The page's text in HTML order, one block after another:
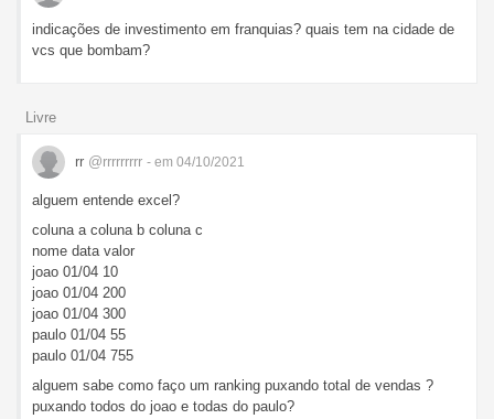
indicações de investimento em franquias? quais tem na cidade de
vcs que bombam?
Livre
rr @rrrrrrrrr - em 04/10/2021
alguem entende excel?
coluna a coluna b coluna c
nome data valor
joao 01/04 10
joao 01/04 200
joao 01/04 300
paulo 01/04 55
paulo 01/04 755
alguem sabe como faço um ranking puxando total de vendas ?
puxando todos do joao e todas do paulo?